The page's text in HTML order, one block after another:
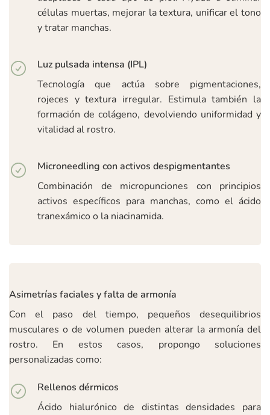
células muertas, mejorar la textura, unificar el tono
y tratar manchas.
Luz pulsada intensa (IPL)
Tecnología que actúa sobre pigmentaciones,
rojeces y textura irregular. Estimula también la
formación de colágeno, devolviendo uniformidad y
vitalidad al rostro.
Microneedling con activos despigmentantes
Combinación de micropunciones con principios
activos específicos para manchas, como el ácido
tranexámico o la niacinamida.
Asimetrías faciales y falta de armonía
Con el paso del tiempo, pequeños desequilibrios
musculares o de volumen pueden alterar la armonía del
rostro. En estos casos, propongo soluciones
personalizadas como:
Rellenos dérmicos
Ácido hialurónico de distintas densidades para